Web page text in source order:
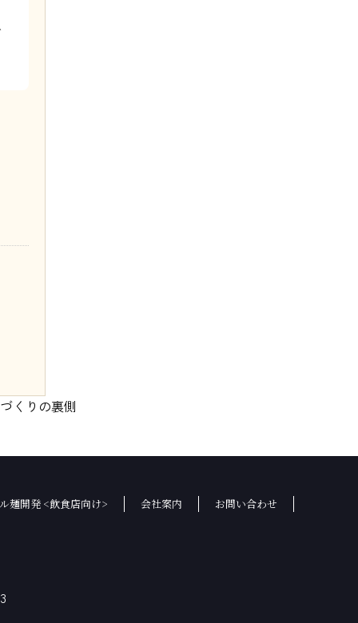
くりの裏側
麺開発 <飲食店向け> 会社案内 お問い合わせ